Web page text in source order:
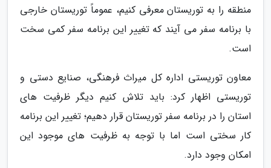
منطقه را به توریستان معرفی کنیم، عموماً توریستان خارجی
با برنامه سفر می آیند که تغییر این برنامه سفر کمی سخت
است.
معاون توریستی اداره کل میراث فرهنگی، صنایع دستی و
توریستی اظهار کرد: باید تلاش کنیم دیگر ظرفیت های
استان را در برنامه سفر توریستان قرار دهیم؛ تغییر این برنامه
کار سختی است اما با توجه به ظرفیت های موجود این
امکان وجود دارد.